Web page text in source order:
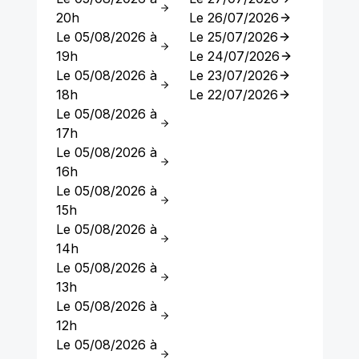
20h
Le 05/08/2026 à
19h
Le 05/08/2026 à
18h
Le 05/08/2026 à
17h
Le 05/08/2026 à
16h
Le 05/08/2026 à
15h
Le 05/08/2026 à
14h
Le 05/08/2026 à
13h
Le 05/08/2026 à
12h
Le 05/08/2026 à
Le 26/07/2026
Le 25/07/2026
Le 24/07/2026
Le 23/07/2026
Le 22/07/2026